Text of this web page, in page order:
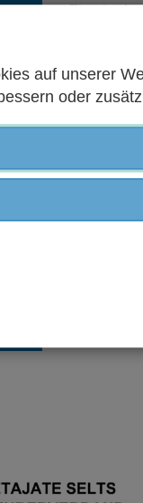
auf unserer
oder
Ein zip-
Artikel
PDF
Blog-